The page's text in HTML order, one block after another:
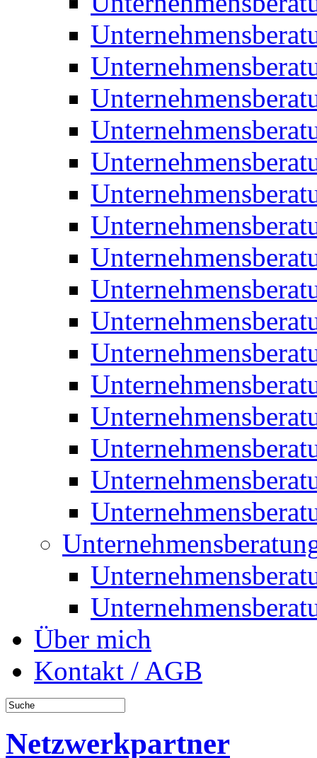
Über mich
Kontakt / AGB
Netzwerkpartner